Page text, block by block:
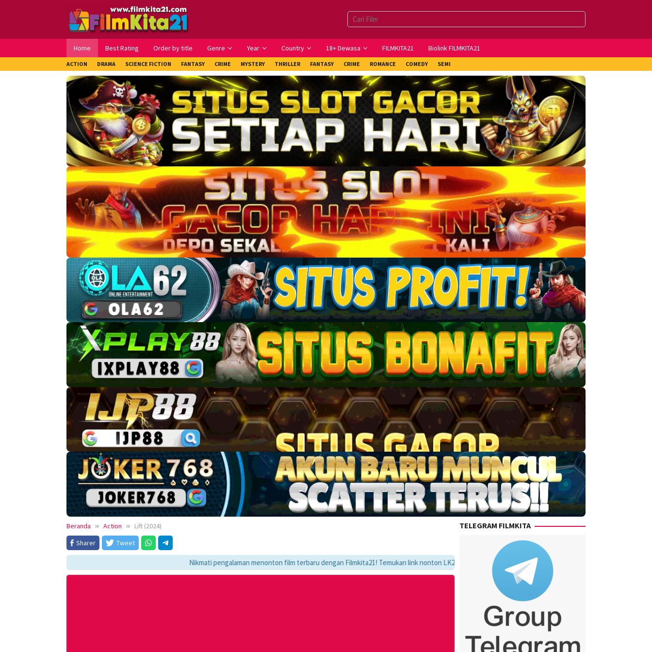
Home Best Rating Order by title Genre Year Country 18+ Dewasa FILMKITA21 Biolink FILMKITA21
ACTION DRAMA SCIENCE FICTION FANTASY CRIME MYSTERY THRILLER FANTASY CRIME ROMANCE COMEDY SEMI
Beranda Action
Lift (2024)
Sharer
Tweet
Nikmati pengalaman menonton film terbaru dengan Filmkita21! Temukan link nonton LK21 & Layarkaca21, sinopsis lengkap, dan alur cerita movie favoritmu dalam
TELEGRAM FILMKITA